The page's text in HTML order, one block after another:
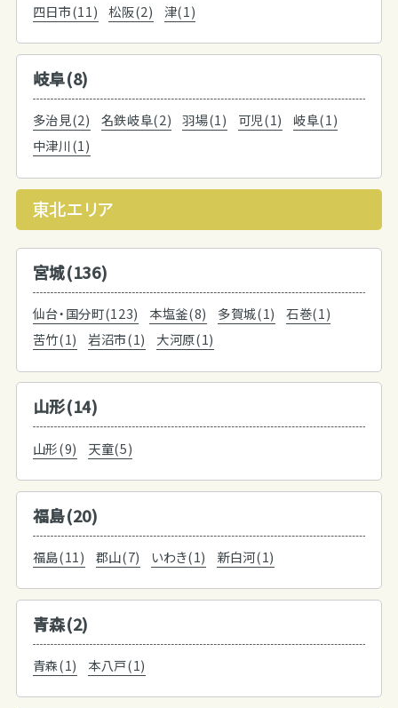
四日市(11) 松阪(2) 津(1)
岐阜(8)
多治見(2) 名鉄岐阜(2) 羽場(1) 可児(1)
岐阜(1)
中津川(1)
東北エリア
宮城(136)
仙台・国分町(123) 本塩釜(8) 多賀城(1)
石巻(1)
苦竹(1)
岩沼市(1) 大河原(1)
山形(14)
山形(9) 天童(5)
福島(20)
福島(11) 郡山(7) いわき(1) 新白河(1)
青森(2)
青森(1) 本八戸(1)